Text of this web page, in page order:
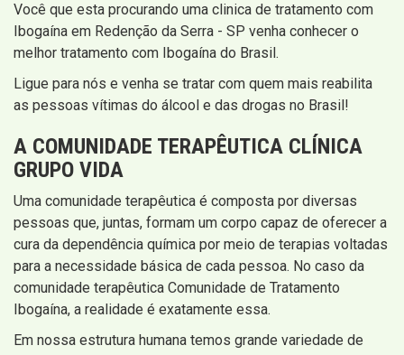
Você que esta procurando uma clinica de tratamento com
Ibogaína em Redenção da Serra - SP venha conhecer o
melhor tratamento com Ibogaína do Brasil.
Ligue para nós e venha se tratar com quem mais reabilita
as pessoas vítimas do álcool e das drogas no Brasil!
A COMUNIDADE TERAPÊUTICA CLÍNICA
GRUPO VIDA
Uma comunidade terapêutica é composta por diversas
pessoas que, juntas, formam um corpo capaz de oferecer a
cura da dependência química por meio de terapias voltadas
para a necessidade básica de cada pessoa. No caso da
comunidade terapêutica Comunidade de Tratamento
Ibogaína, a realidade é exatamente essa.
Em nossa estrutura humana temos grande variedade de